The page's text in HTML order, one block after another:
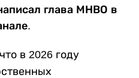
глава МНВО в
в 2026 году